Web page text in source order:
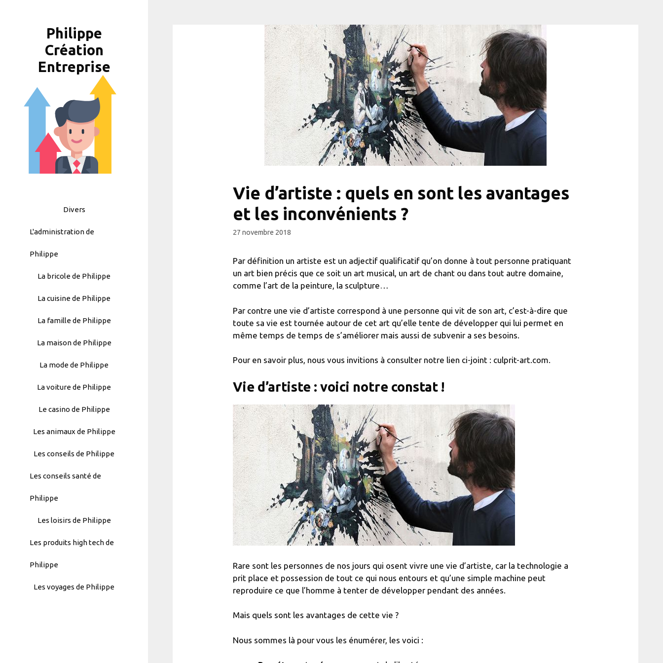
Philippe
Création
Entreprise
Divers
L'administration de
Philippe
La bricole de Philippe
La cuisine de Philippe
La famille de Philippe
La maison de Philippe
La mode de Philippe
La voiture de Philippe
Le casino de Philippe
Les animaux de Philippe
Les conseils de Philippe
Les conseils santé de
Philippe
Les loisirs de Philippe
Les produits high tech de
Philippe
Les voyages de Philippe
Hierarchic
Categories
Menu
Version
Atakan
Au
https://atakanau.blogspot.com/2021/01/automatic-
category-
Vie d’artiste : quels en sont les avantages
et les inconvénients ?
27 novembre 2018
Par définition un artiste est un adjectif qualificatif qu’on donne à tout personne pratiquant
un art bien précis que ce soit un art musical, un art de chant ou dans tout autre domaine,
comme l’art de la peinture, la sculpture…
Par contre une vie d’artiste correspond à une personne qui vit de son art, c’est-à-dire que
toute sa vie est tournée autour de cet art qu’elle tente de développer qui lui permet en
même temps de temps de s’améliorer mais aussi de subvenir a ses besoins.
Pour en savoir plus, nous vous invitions à consulter notre lien ci-joint : culprit-art.com.
Vie d’artiste : voici notre constat !
Rare sont les personnes de nos jours qui osent vivre une vie d’artiste, car la technologie a
prit place et possession de tout ce qui nous entours et qu’une simple machine peut
reproduire ce que l’homme à tenter de développer pendant des années.
Mais quels sont les avantages de cette vie ?
Nous sommes là pour vous les énumérer, les voici :